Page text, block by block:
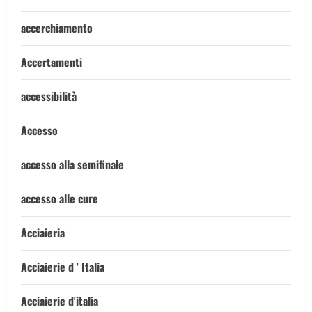
accerchiamento
Accertamenti
accessibilità
Accesso
accesso alla semifinale
accesso alle cure
Acciaieria
Acciaierie d ' Italia
Acciaierie d'italia